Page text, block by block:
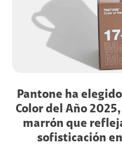
Pantone ha
Color del Año
marrón que
sofisticación